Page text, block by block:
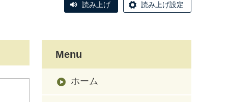
読み上げ 読み上げ設定
Menu
ホーム